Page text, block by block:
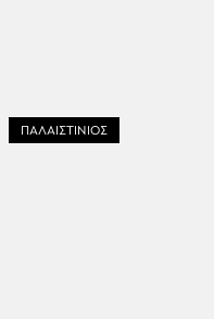
ΠΑΛΑΙΣΤΊΝΙΟΣ